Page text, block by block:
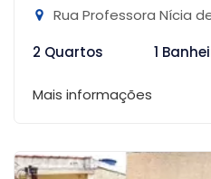
Rua Professora Nícia de Paula
2 Quartos
1
Mais informações